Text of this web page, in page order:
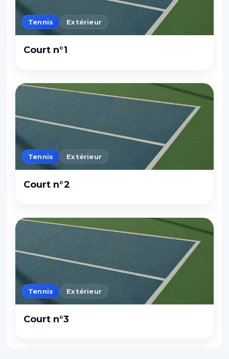
Tennis Extérieur
Court n°1
Tennis Extérieur
Court n°2
Tennis Extérieur
Court n°3